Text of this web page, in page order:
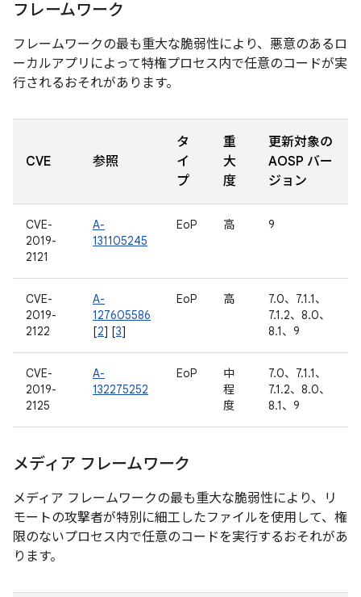
フレームワーク
フレームワークの最も重大な脆弱性により、悪意のあるロ
ーカルアプリによって特権プロセス内で任意のコードが実
行されるおそれがあります。
CVE 参照
タ
イ
プ
重
大
度
更新対象の
AOSP バー
ジョン
CVE-
2019-
2121
A-
131105245
EoP 高 9
CVE-
2019-
2122
A-
127605586
[2] [3]
EoP 高
7.0、7.1.1、
7.1.2、8.0、
8.1、9
CVE-
2019-
2125
A-
132275252
EoP
中
程
度
7.0、7.1.1、
7.1.2、8.0、
8.1、9
メディア フレームワーク
メディア フレームワークの最も重大な脆弱性により、リ
モートの攻撃者が特別に細工したファイルを使用して、権
限のないプロセス内で任意のコードを実行するおそれがあ
ります。